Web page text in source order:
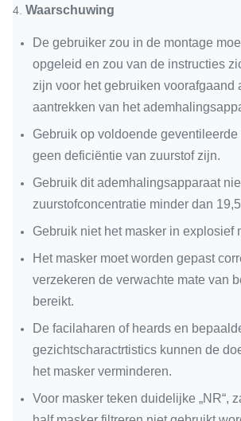
4. Waarschuwing
De gebruiker zou in de montage
opgeleid en zou van de instructies
zijn voor het gebruiken voorafgaand
aantrekken van het
Gebruik op voldoende
geen deficiëntie van zuurstof zijn.
Gebruik dit ademhalingsapparaat
zuurstofconcentratie minder dan
Gebruik niet het masker in explosief
Het masker moet worden gepast
verzekeren de verwachte mate van
bereikt.
De facilaharen of heards en
gezichtscharactrtistics kunnen de
het masker verminderen.
Voor masker teken duidelijke „NR“,